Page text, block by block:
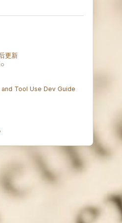
更新
Tool Use Dev Guide